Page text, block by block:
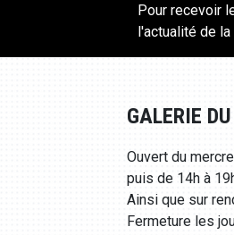
Pour recevoir
l'actualité de
GALERIE
Ouvert du
puis de 14h à
Ainsi que sur
Fermeture les